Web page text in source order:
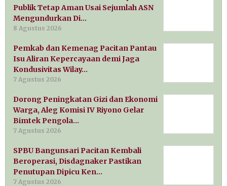
Publik Tetap Aman Usai Sejumlah ASN
Mengundurkan Di…
8 Agustus 2026
Pemkab dan Kemenag Pacitan Pantau
Isu Aliran Kepercayaan demi Jaga
Kondusivitas Wilay…
7 Agustus 2026
Dorong Peningkatan Gizi dan Ekonomi
Warga, Aleg Komisi IV Riyono Gelar
Bimtek Pengola…
7 Agustus 2026
SPBU Bangunsari Pacitan Kembali
Beroperasi, Disdagnaker Pastikan
Penutupan Dipicu Ken…
7 Agustus 2026